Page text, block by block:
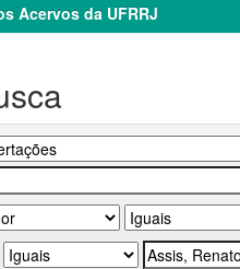
Acervos da UFRRJ